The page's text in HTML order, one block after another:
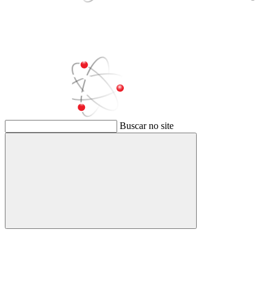
Buscar no site
Buscar